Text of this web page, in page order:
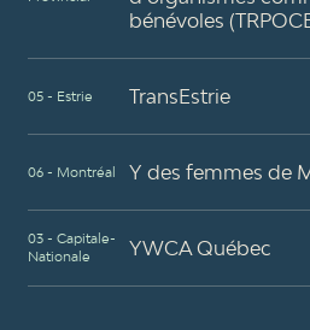
bénévoles
05 - Estrie TransEstrie
06 - Montréal Y des femmes de
03 - Capitale-
Nationale
YWCA Québec